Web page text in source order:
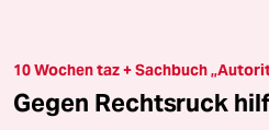
10 Wochen taz + Sachbuch
Gegen Rechtsruck